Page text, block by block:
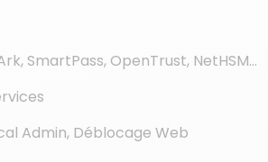
SmartPass, OpenTrust, NetHSM…
Admin, Déblocage Web